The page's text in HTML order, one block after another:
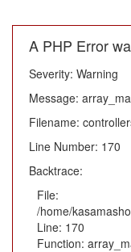
A PHP Error
Severity: Warning
Message:
Filename:
Line Number: 170
Backtrace:
File:
/home/
Line: 170
Function: